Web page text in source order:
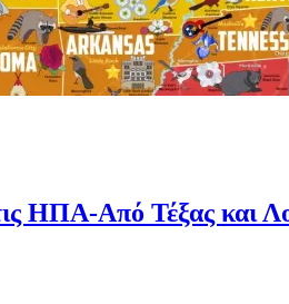
ΗΠΑ-Από Τέξας και